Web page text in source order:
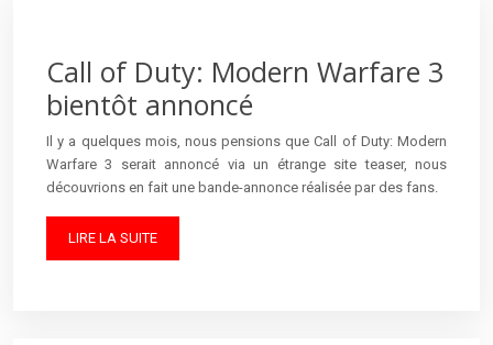
Call of Duty: Modern Warfare 3
bientôt annoncé
Il y a quelques mois, nous pensions que Call of Duty: Modern
Warfare 3 serait annoncé via un étrange site teaser, nous
découvrions en fait une bande-annonce réalisée par des fans.
LIRE LA SUITE